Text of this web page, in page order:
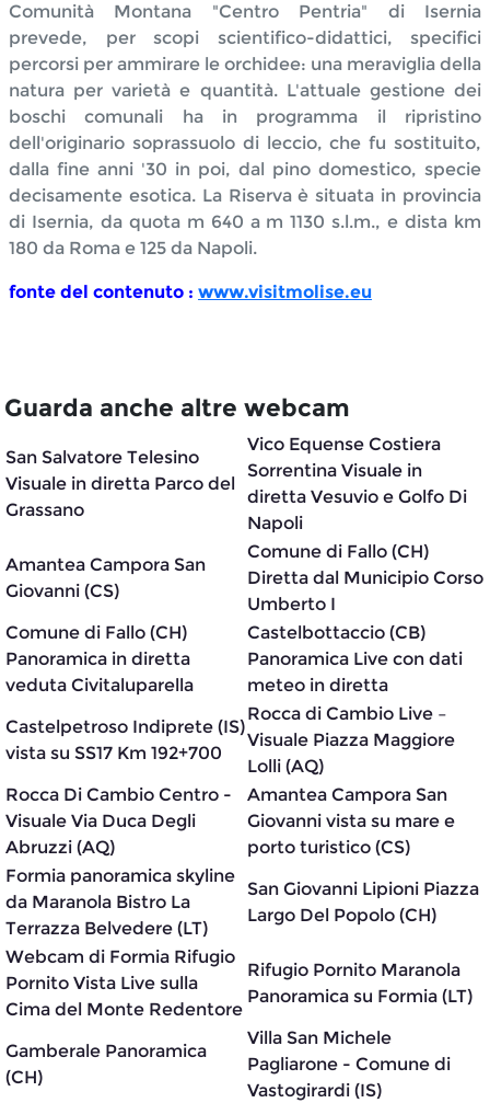
Comunità Montana "Centro Pentria" di Isernia
prevede, per scopi scientifico-didattici, specifici
percorsi per ammirare le orchidee: una meraviglia della
natura per varietà e quantità. L'attuale gestione dei
boschi comunali ha in programma il ripristino
dell'originario soprassuolo di leccio, che fu sostituito,
dalla fine anni '30 in poi, dal pino domestico, specie
decisamente esotica. La Riserva è situata in provincia
di Isernia, da quota m 640 a m 1130 s.l.m., e dista km
180 da Roma e 125 da Napoli.
fonte del contenuto : www.visitmolise.eu
Guarda anche altre webcam
San Salvatore Telesino
Visuale in diretta Parco del
Grassano
Vico Equense Costiera
Sorrentina Visuale in
diretta Vesuvio e Golfo Di
Napoli
Amantea Campora San
Giovanni (CS)
Comune di Fallo (CH)
Diretta dal Municipio Corso
Umberto I
Comune di Fallo (CH)
Panoramica in diretta
veduta Civitaluparella
Castelbottaccio (CB)
Panoramica Live con dati
meteo in diretta
Castelpetroso Indiprete (IS)
vista su SS17 Km 192+700
Rocca di Cambio Live –
Visuale Piazza Maggiore
Lolli (AQ)
Rocca Di Cambio Centro -
Visuale Via Duca Degli
Abruzzi (AQ)
Amantea Campora San
Giovanni vista su mare e
porto turistico (CS)
Formia panoramica skyline
da Maranola Bistro La
Terrazza Belvedere (LT)
San Giovanni Lipioni Piazza
Largo Del Popolo (CH)
Webcam di Formia Rifugio
Pornito Vista Live sulla
Cima del Monte Redentore
Rifugio Pornito Maranola
Panoramica su Formia (LT)
Gamberale Panoramica
(CH)
Villa San Michele
Pagliarone - Comune di
Vastogirardi (IS)